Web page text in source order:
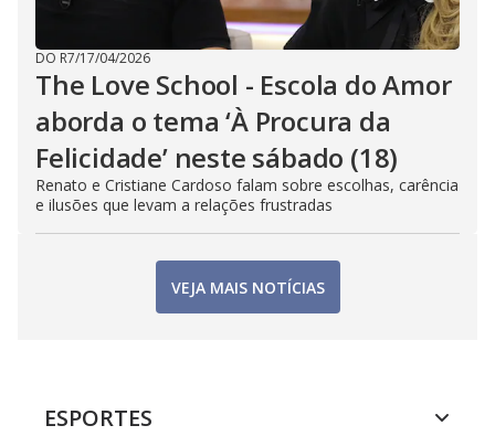
DO R7/17/04/2026
The Love School - Escola do Amor
aborda o tema ‘À Procura da
Felicidade’ neste sábado (18)
Renato e Cristiane Cardoso falam sobre escolhas, carência
e ilusões que levam a relações frustradas
VEJA MAIS NOTÍCIAS
ESPORTES